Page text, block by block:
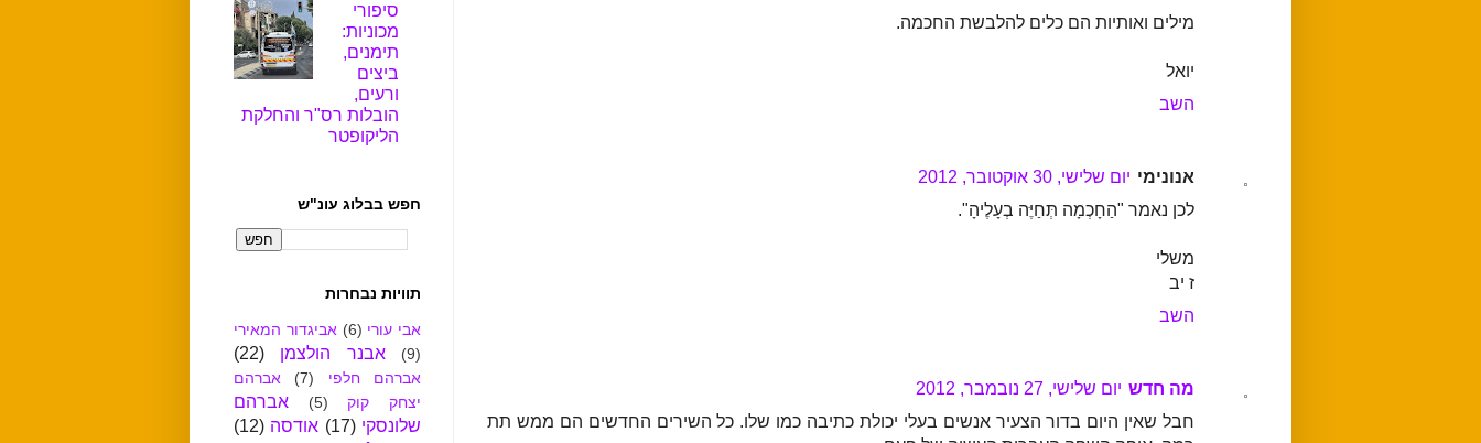
מילים ואותיות הם כלים להלבשת החכמה.
יואל
השב
אנונימי יום שלישי, 30 אוקטובר, 2012
לכן נאמר "הַחָכְמָה תְּחַיֶּה בְעָלֶיהָ".
משלי
ז יב
השב
מה חדש יום שלישי, 27 נובמבר, 2012
חבל שאין היום בדור הצעיר אנשים בעלי יכולת כתיבה כמו שלו. כל השירים החדשים הם ממש תת
סיפורי
מכוניות:
תימנים,
ביצים
ורעים,
הובלות רס"ר והחלקת
הליקופטר
חפש בבלוג עונ"ש
תוויות נבחרות
אבי עורי (6) אביגדור המאירי
(9)
אבנר הולצמן (22)
אברהם חלפי (7)
אברהם
יצחק קוק
(5)
אברהם
שלונסקי (17) אודסה (12)